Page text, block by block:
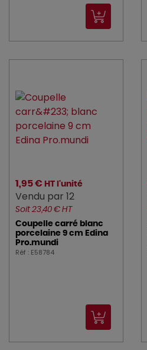
1,95 € HT l'unité
Vendu par 12
Soit 23,40 € HT
Coupelle carré blanc
porcelaine 9 cm Edina
Pro.mundi
Réf : E58784